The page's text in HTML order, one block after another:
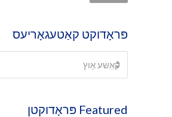
פּראָדוקט קאַטעגאָריעס
קאַשע אָוץ
קאַשע אָוץ
Featured פּראָדוקטן